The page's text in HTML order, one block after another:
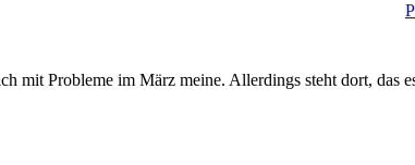
mit Probleme im März meine. Allerdings steht dort, das